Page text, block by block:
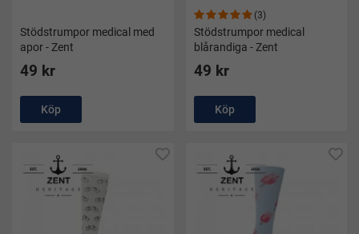
Stödstrumpor medical med
apor - Zent
49 kr
Köp
(3)
Stödstrumpor medical
blårandiga - Zent
49 kr
Köp